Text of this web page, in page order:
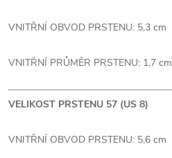
VNITŘNÍ OBVOD PRSTENU: 5,3 cm
VNITŘNÍ PRŮMĚR PRSTENU: 1,7 cm
VELIKOST PRSTENU 57 (US 8)
VNITŘNÍ OBVOD PRSTENU: 5,6 cm